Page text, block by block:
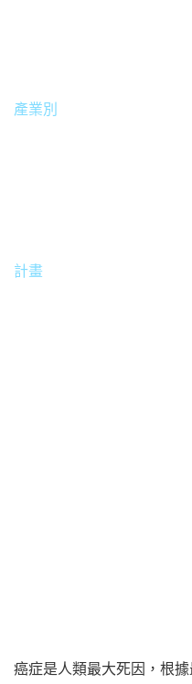
產業別
計畫
癌症是人類最大死因，根